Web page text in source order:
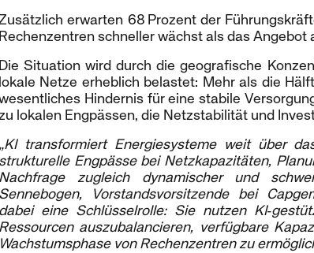
erwarten 68 Prozent der
Rechenzentren schneller wächst als das Angebot
Die Situation wird durch die geografische
lokale Netze erheblich belastet: Mehr als die
Hindernis für eine stabile
lokalen Engpässen, die Netzstabilität und
„KI transformiert Energiesysteme weit über
strukturelle Engpässe bei Netzkapazitäten,
Nachfrage zugleich dynamischer und
Sennebogen, Vorstandsvorsitzende bei
dabei eine Schlüsselrolle: Sie nutzen
Ressourcen auszubalancieren, verfügbare
Wachstumsphase von Rechenzentren zu